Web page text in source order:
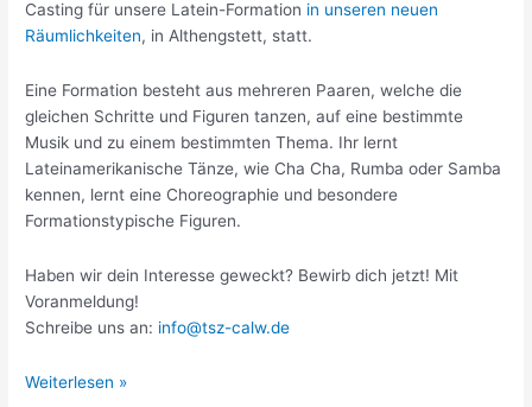
Casting für unsere Latein-Formation in unseren neuen
Räumlichkeiten, in Althengstett, statt.
Eine Formation besteht aus mehreren Paaren, welche die
gleichen Schritte und Figuren tanzen, auf eine bestimmte
Musik und zu einem bestimmten Thema. Ihr lernt
Lateinamerikanische Tänze, wie Cha Cha, Rumba oder Samba
kennen, lernt eine Choreographie und besondere
Formationstypische Figuren.
Haben wir dein Interesse geweckt? Bewirb dich jetzt! Mit
Voranmeldung!
Schreibe uns an: info@tsz-calw.de
CASTING
Weiterlesen »